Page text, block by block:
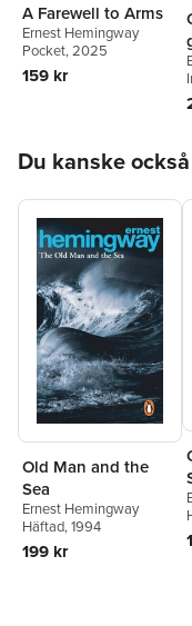
A Farewell to Arms
Ernest Hemingway
Pocket, 2025
159 kr
Du kanske
Old Man and the
Sea
Ernest Hemingway
Häftad, 1994
199 kr